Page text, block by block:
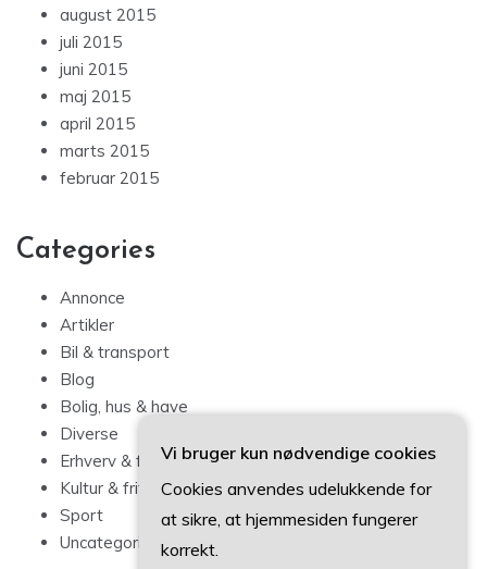
august 2015
juli 2015
juni 2015
maj 2015
april 2015
marts 2015
februar 2015
Categories
Annonce
Artikler
Bil & transport
Blog
Bolig, hus & have
Diverse
Erhverv & forbrug
Kultur & fritid
Sport
Uncategorized
Vi bruger kun nødvendige cookies
Cookies anvendes udelukkende for
at sikre, at hjemmesiden fungerer
korrekt.